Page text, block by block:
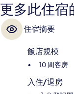
更多此住宿
住宿摘要
飯店規模
10 間客房
入住/退房